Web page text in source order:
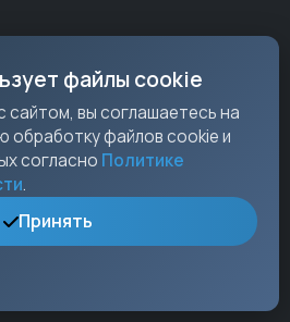
файлы cookie
вы соглашаетесь на
обработку файлов cookie и
согласно Политике
.
Принять